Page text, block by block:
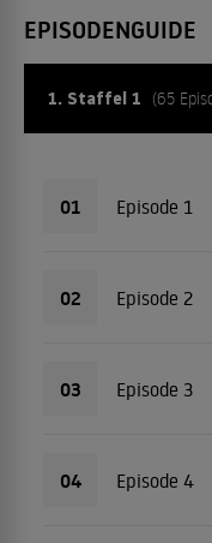
EPISODENGUIDE
1. Staffel 1 (65
01 Episode 1
02 Episode 2
03 Episode 3
04 Episode 4